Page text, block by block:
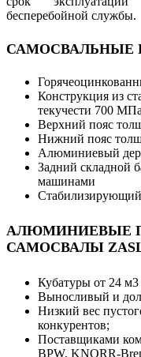
бесперебойной службы.
САМОСВАЛЬНЫЕ
Конструкция из
текучести 700
Верхний пояс
Нижний пояс
Алюминиевый
Задний складной
машинами
АЛЮМИНИЕВЫЕ
САМОСВАЛЫ
Кубатуры от 24
Выносливый и
Низкий вес
конкурентов;
Поставщиками
BPW, KNORR-